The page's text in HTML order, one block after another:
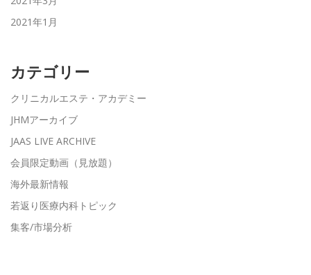
2021年1月
カテゴリー
クリニカルエステ・アカデミー
JHMアーカイブ
JAAS LIVE ARCHIVE
会員限定動画（見放題）
海外最新情報
若返り医療内科トピック
集客/市場分析